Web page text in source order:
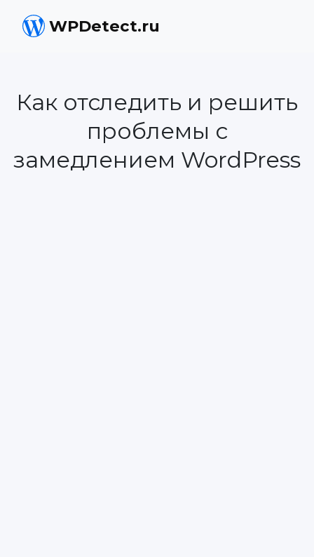
WPDetect.ru
Как отследить и решить
проблемы с
замедлением WordPress